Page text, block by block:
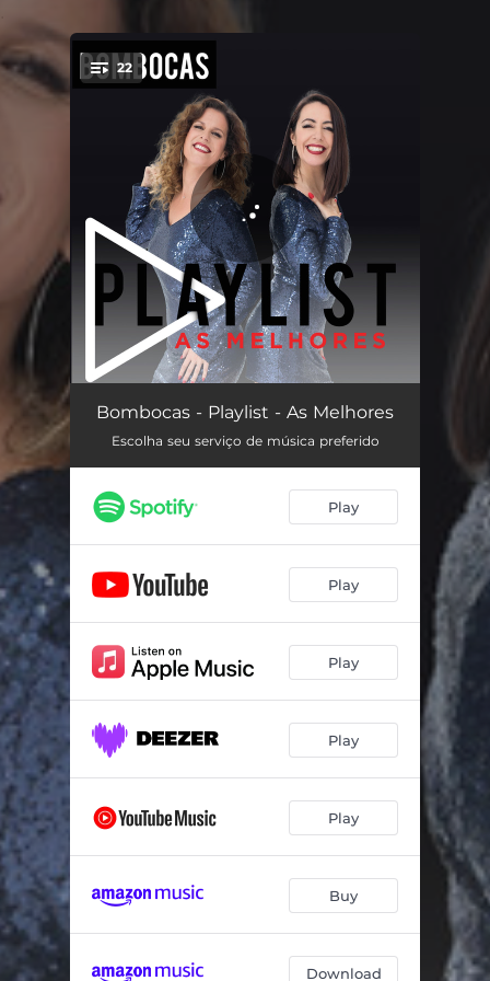
You're all set!
22
Tum Tum Tum 03:07
Roda Roda a Cabecinha 03:38
Pimba das Mulheres - Versão 2021 03:23
Põe a Mãozinha 03:42
Mexes Comigo 03:28
Até Te Passas
O Ginga Ginga 03:23
03:42
03:46
Coisinha Bonita 03:42
Baila Comigo, Baila Amor 02:47
És um Rico Homem 03:18
Bombocas - Playlist - As Melhores
Escolha seu serviço de música preferido
Play
Play
Play
Play
Play
Buy
Download